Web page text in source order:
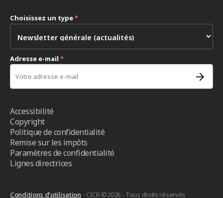
Choisissez un type*
Adresse e-mail *
Accessibilité
Copyright
Politique de confidentialité
Remise sur les impôts
Paramètres de confidentialité
Lignes directrices
Conditions d’utilisation - CICR ©2026 - Tous droits réservés